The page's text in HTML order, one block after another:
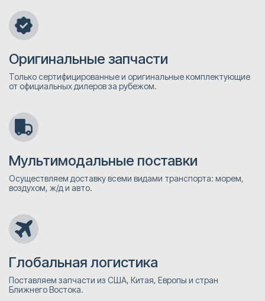
Оригинальные запчасти
Только сертифицированные и оригинальные комплектующие
от официальных дилеров за рубежом.
Мультимодальные поставки
Осуществляем доставку всеми видами транспорта: морем,
воздухом, ж/д и авто.
Глобальная логистика
Поставляем запчасти из США, Китая, Европы и стран
Ближнего Востока.